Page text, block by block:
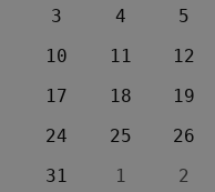
3
4 5
10
11 12
17
18 19
24
25 26
31
1 2